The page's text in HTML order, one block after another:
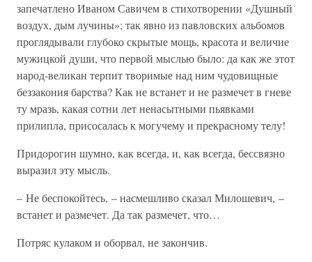
запечатлено Иваном Савичем в стихотворении «Душный
воздух, дым лучины»; так явно из павловских альбомов
проглядывали глубоко скрытые мощь, красота и величие
мужицкой души, что первой мыслью было: да как же этот
народ-великан терпит творимые над ним чудовищные
беззакония барства? Как не встанет и не размечет в гневе
ту мразь, какая сотни лет ненасытными пьявками
прилипла, присосалась к могучему и прекрасному телу!
Придорогин шумно, как всегда, и, как всегда, бессвязно
выразил эту мысль.
– Не беспокойтесь, – насмешливо сказал Милошевич, –
встанет и размечет. Да так размечет, что…
Потряс кулаком и оборвал, не закончив.